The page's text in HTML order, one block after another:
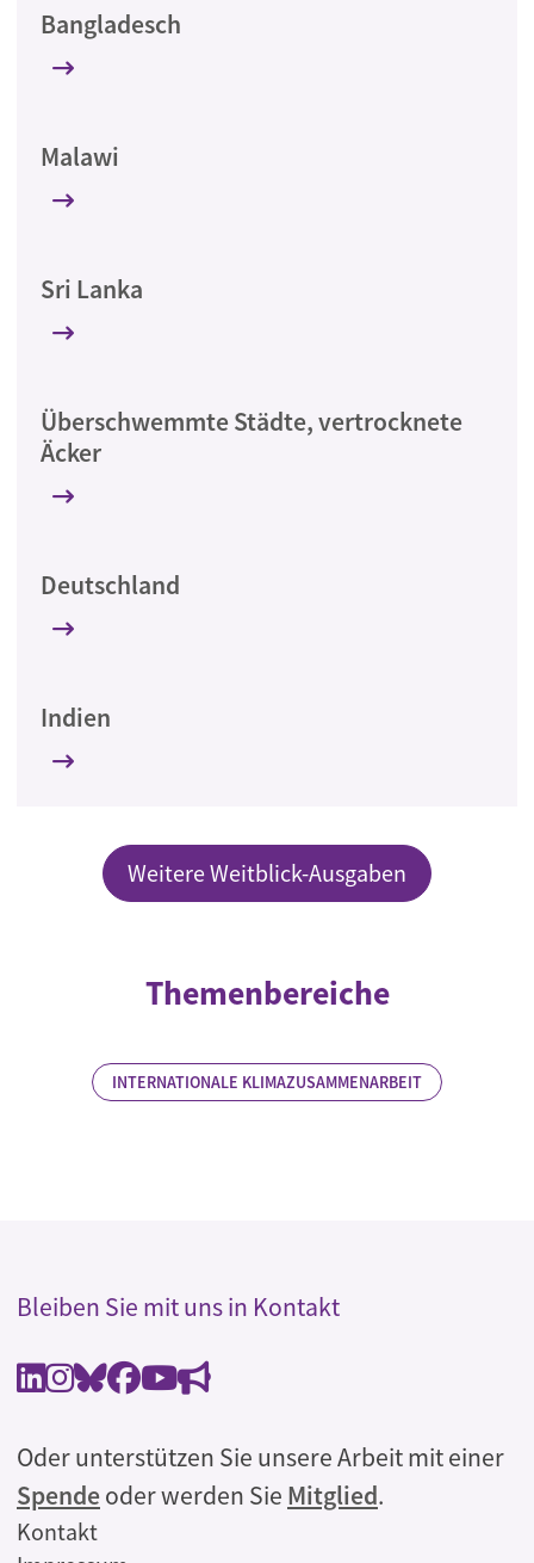
Bangladesch
Malawi
Sri Lanka
Überschwemmte Städte, vertrocknete
Äcker
Deutschland
Indien
Weitere Weitblick-Ausgaben
Themenbereiche
INTERNATIONALE KLIMAZUSAMMENARBEIT
Bleiben Sie mit uns in Kontakt
Oder unterstützen Sie unsere Arbeit mit einer
Spendeoder werden Sie Mitglied.
Rechtliches
Kontakt